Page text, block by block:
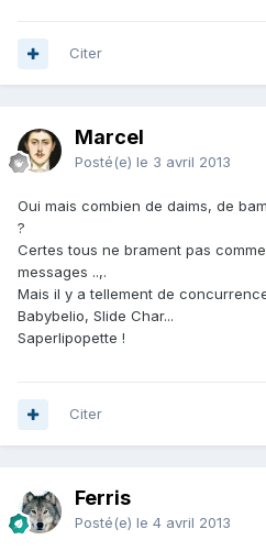
Citer
Marcel
Posté(e) le 3 avril 2013
Oui mais combien de daims, de
?
Certes tous ne brament pas
messages ..,.
Mais il y a tellement de
Babybelio, Slide Char...
Saperlipopette !
Citer
Ferris
Posté(e) le 4 avril 2013